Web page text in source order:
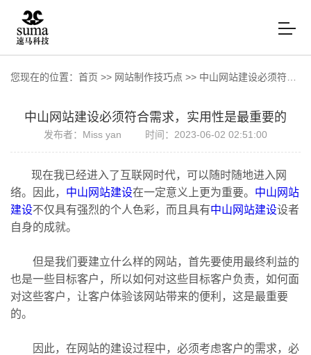
您现在的位置： 首页 >> 网站制作技巧点 >> 中山网站建设必须符合需求，实用性是最重要的
中山网站建设必须符合需求，实用性是最重要的
发布者：Miss yan 时间：2023-06-02 02:51:00
现在我已经进入了互联网时代，可以随时随地进入网
络。因此， 中山网站建设在一定意义上更为重要。 中山网站
建设不仅具有强烈的个人色彩，而且具有中山网站建设设者
自身的成就。
但是我们要建立什么样的网站，首先要使用最终利益的
也是一些目标客户，所以如何对这些目标客户负责，如何面
对这些客户，让客户体验该网站带来的便利，这是最重要
的。
因此，在网站的建设过程中，必须考虑客户的需求，必